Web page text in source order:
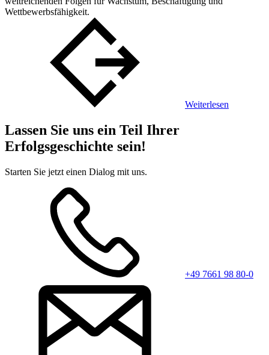
Wettbewerbsfähigkeit.
Weiterlesen
Lassen Sie uns ein Teil Ihrer
Erfolgsgeschichte sein!
Starten Sie jetzt einen Dialog mit uns.
+49 7661 98 80-0